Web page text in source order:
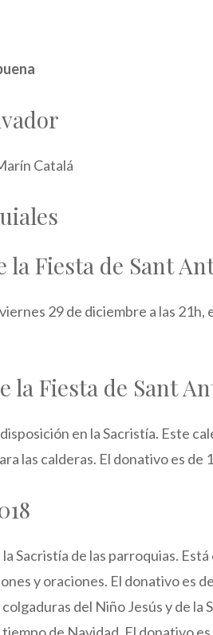
Catalá
Fiesta de Sant
29 de diciembre a las 21h,
la Fiesta de Sant
en la Sacristía. Este
las calderas. El donativo es de
Sacristía de las parroquias.
y oraciones. El donativo es
del Niño Jesús y de la